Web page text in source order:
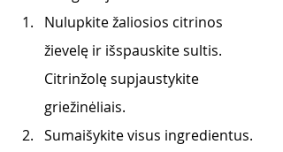
Nulupkite žaliosios citrinos
žievelę ir išspauskite sultis.
Citrinžolę supjaustykite
griežinėliais.
Sumaišykite visus ingredientus.